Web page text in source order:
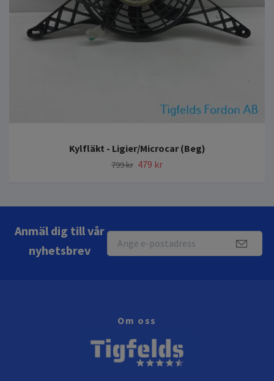
Kylfläkt - Ligier/Microcar (Beg)
799 kr 479 kr
Anmäl dig till vår
nyhetsbrev
Om oss